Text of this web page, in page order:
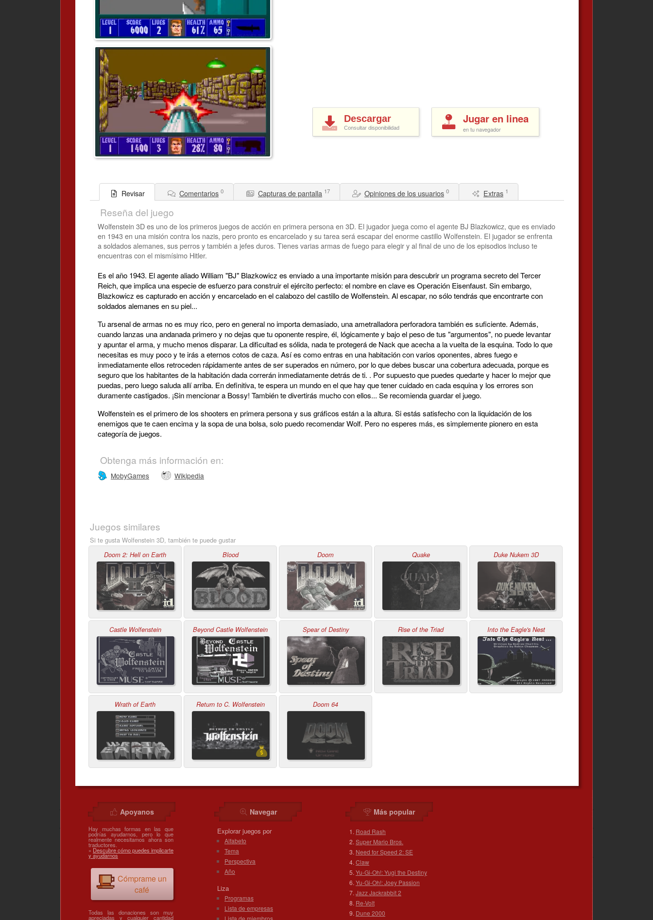
Descargar
Consultar disponibilidad
Jugar en linea
en tu navegador
Revisar Comentarios 0 Capturas de pantalla 17 Opiniones de los usuarios 0 Extras 1
Reseña del juego
Wolfenstein 3D es uno de los primeros juegos de acción en primera persona en 3D. El jugador juega como el agente BJ Blazkowicz, que es enviado
en 1943 en una misión contra los nazis, pero pronto es encarcelado y su tarea será escapar del enorme castillo Wolfenstein. El jugador se enfrenta
a soldados alemanes, sus perros y también a jefes duros. Tienes varias armas de fuego para elegir y al final de uno de los episodios incluso te
encuentras con el mismísimo Hitler.
Es el año 1943. El agente aliado William "BJ" Blazkowicz es enviado a una importante misión para descubrir un programa secreto del Tercer
Reich, que implica una especie de esfuerzo para construir el ejército perfecto: el nombre en clave es Operación Eisenfaust. Sin embargo,
Blazkowicz es capturado en acción y encarcelado en el calabozo del castillo de Wolfenstein. Al escapar, no sólo tendrás que encontrarte con
soldados alemanes en su piel...
Tu arsenal de armas no es muy rico, pero en general no importa demasiado, una ametralladora perforadora también es suficiente. Además,
cuando lanzas una andanada primero y no dejas que tu oponente respire, él, lógicamente y bajo el peso de tus "argumentos", no puede levantar
y apuntar el arma, y mucho menos disparar. La dificultad es sólida, nada te protegerá de Nack que acecha a la vuelta de la esquina. Todo lo que
necesitas es muy poco y te irás a eternos cotos de caza. Así es como entras en una habitación con varios oponentes, abres fuego e
inmediatamente ellos retroceden rápidamente antes de ser superados en número, por lo que debes buscar una cobertura adecuada, porque es
seguro que los habitantes de la habitación dada correrán inmediatamente detrás de ti. . Por supuesto que puedes quedarte y hacer lo mejor que
puedas, pero luego saluda allí arriba. En definitiva, te espera un mundo en el que hay que tener cuidado en cada esquina y los errores son
duramente castigados. ¡Sin mencionar a Bossy! También te divertirás mucho con ellos... Se recomienda guardar el juego.
Wolfenstein es el primero de los shooters en primera persona y sus gráficos están a la altura. Si estás satisfecho con la liquidación de los
enemigos que te caen encima y la sopa de una bolsa, solo puedo recomendar Wolf. Pero no esperes más, es simplemente pionero en esta
categoría de juegos.
Obtenga más información en:
MobyGames Wikipedia
Juegos similares
Si te gusta Wolfenstein 3D, también te puede gustar
Doom 2: Hell on Earth Blood Doom Quake Duke Nukem 3D
Castle Wolfenstein Beyond Castle Wolfenstein Spear of Destiny Rise of the Triad Into the Eagle's Nest
Wrath of Earth Return to C. Wolfenstein Doom 64
Apoyanos
Hay muchas formas en las que
podrías ayudarnos, pero lo que
realmente necesitamos ahora son
traductores.
» Descubre cómo puedes implicarte
y ayudarnos
Cómprame un
café
Todas las donaciones son muy
apreciadas y cualquier cantidad
Navegar
Explorar juegos por
Alfabeto
Tema
Perspectiva
Año
Liza
Programas
Lista de empresas
Más popular
Road Rash
Super Mario Bros.
Need for Speed 2: SE
Claw
Yu-Gi-Oh!: Yugi the Destiny
Yu-Gi-Oh!: Joey Passion
Jazz Jackrabbit 2
Re-Volt
Dune 2000